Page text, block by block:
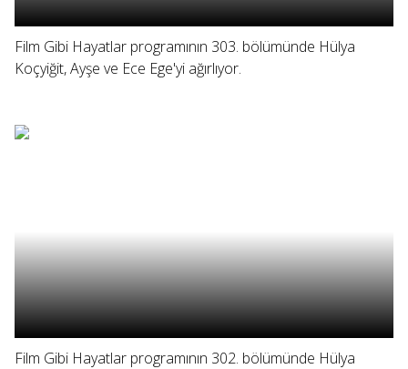
Film Gibi Hayatlar programının 303. bölümünde Hülya
Koçyiğit, Ayşe ve Ece Ege'yi ağırlıyor.
Film Gibi Hayatlar programının 302. bölümünde Hülya